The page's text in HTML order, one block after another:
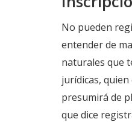
No pueden
entender de
naturales que
jurídicas,
presumirá de
que dice